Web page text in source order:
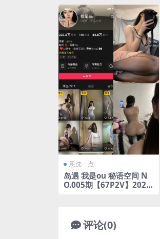
恩沈一点
岛遇 我是ou 秘语空间 N
O.005期【67P2V】2025
评论(0)